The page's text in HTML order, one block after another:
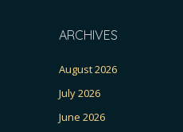
ARCHIVES
August 2026
July 2026
June 2026